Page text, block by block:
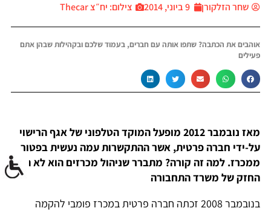
שחר הזלקורן 9 ביוני, 2014 צילום: יח״צ Thecar
אוהבים את הכתבה? שתפו אותה עם חברים, בעמוד שלכם ובקהילות שבהן אתם
פעילים
מאז נובמבר 2012 מופעל המוקד הטלפוני של אגף הרישוי
על-ידי חברה פרטית, אשר ההתקשרות עמה נעשית בפטור
ממכרז. למה זה קורה? מתברר שניהול מכרזים הוא לא הצד
החזק של משרד התחבורה
בנובמבר 2008 זכתה חברה פרטית במכרז פומבי להקמה